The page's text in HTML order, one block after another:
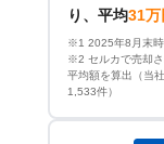
り、平均31万
※1 2025年8月末時
※2 セルカで売却
平均額を算出（当
1,533件）